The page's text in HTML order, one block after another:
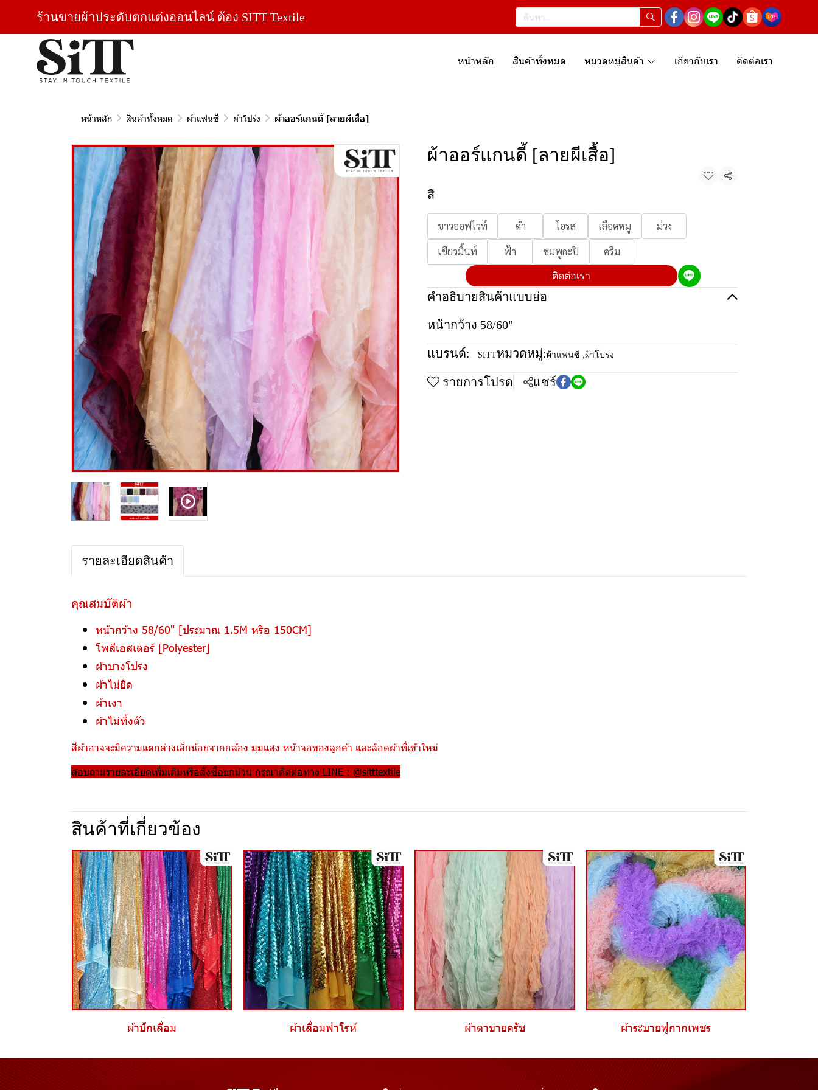
ร้านขายผ้าประดับตกแต่งออนไลน์ ต้อง SITT Textile
หน้าหลัก สินค้าทั้งหมด หมวดหมู่สินค้า เกี่ยวกับเรา ติดต่อเรา
หน้าหลัก สินค้าทั้งหมด ผ้าแฟนซี ผ้าโปร่ง ผ้าออร์แกนดี้ [ลายผีเสื้อ]
ผ้าออร์แกนดี้ [ลายผีเสื้อ]
แชร์
สี
ขาวออฟไวท์ ดำ โอรส เลือดหมู
ม่วง
เขียวมิ้นท์
ฟ้า ชมพูกะปิ ครีม
ติดต่อเรา
คำอธิบายสินค้าแบบย่อ
หน้ากว้าง 58/60"
แบรนด์: SITTหมวดหมู่: ผ้าแฟนซี ,ผ้าโปร่ง
รายการโปรด แชร์
รายละเอียดสินค้า
คุณสมบัติผ้า
หน้ากว้าง 58/60" [ประมาณ 1.5M หรือ 150CM]
โพลีเอสเตอร์ [Polyester]
ผ้าบางโปร่ง
ผ้าไม่ยืด
ผ้าเงา
ผ้าไม่ทิ้งตัว
สีผ้าอาจจะมีความแตกต่างเล็กน้อยจากกล้อง มุมแสง หน้าจอของลูกค้า และล๊อตผ้าที่เข้าใหม่
สอบถามรายละเอียดเพิ่มเติมหรือสั่งซื้อยกม้วน กรุณาติดต่อทาง LINE : @sitttextile
สินค้าที่เกี่ยวข้อง
ผ้าปักเลื่อม ผ้าเลื่อมฟาโรห์ ผ้าตาข่ายครัช ผ้าระบายฟูกากเพชร